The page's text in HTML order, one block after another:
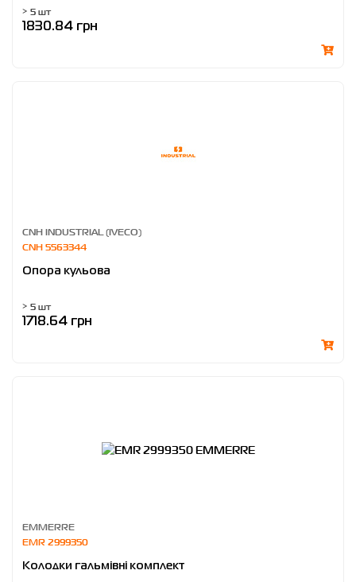
> 5 шт
1830.84 грн
CNH INDUSTRIAL (IVECO)
CNH 5563344
Опора кульова
> 5 шт
1718.64 грн
EMMERRE
EMR 2999350
Колодки гальмівні комплект